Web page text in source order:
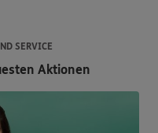
SERVICE
Aktionen